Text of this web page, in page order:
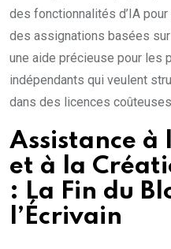
des fonctionnalités d’IA
des assignations basées
une aide précieuse pour les
indépendants qui veulent
dans des licences coûteuses.
Assistance à
et à la
: La Fin du
l’Écrivain